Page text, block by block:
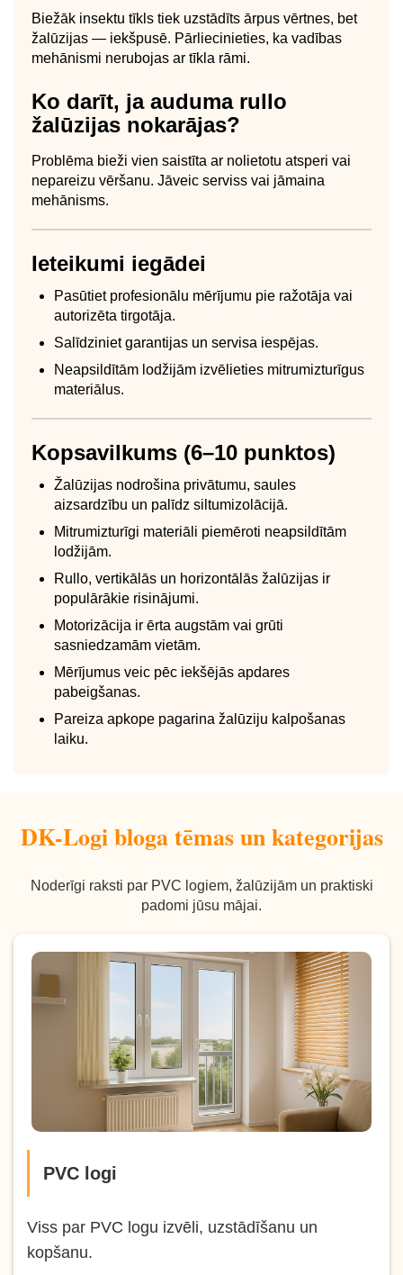
Biežāk insektu tīkls tiek uzstādīts ārpus vērtnes, bet
žalūzijas — iekšpusē. Pārliecinieties, ka vadības
mehānismi nerubojas ar tīkla rāmi.
Ko darīt, ja auduma rullo
žalūzijas nokarājas?
Problēma bieži vien saistīta ar nolietotu atsperi vai
nepareizu vēršanu. Jāveic serviss vai jāmaina
mehānisms.
Ieteikumi iegādei
Pasūtiet profesionālu mērījumu pie ražotāja vai
autorizēta tirgotāja.
Salīdziniet garantijas un servisa iespējas.
Neapsildītām lodžijām izvēlieties mitrumizturīgus
materiālus.
Kopsavilkums (6–10 punktos)
Žalūzijas nodrošina privātumu, saules
aizsardzību un palīdz siltumizolācijā.
Mitrumizturīgi materiāli piemēroti neapsildītām
lodžijām.
Rullo, vertikālās un horizontālās žalūzijas ir
populārākie risinājumi.
Motorizācija ir ērta augstām vai grūti
sasniedzamām vietām.
Mērījumus veic pēc iekšējās apdares
pabeigšanas.
Pareiza apkope pagarina žalūziju kalpošanas
laiku.
DK-Logi bloga tēmas un kategorijas
Noderīgi raksti par PVC logiem, žalūzijām un praktiski
padomi jūsu mājai.
PVC logi
Viss par PVC logu izvēli, uzstādīšanu un
kopšanu.